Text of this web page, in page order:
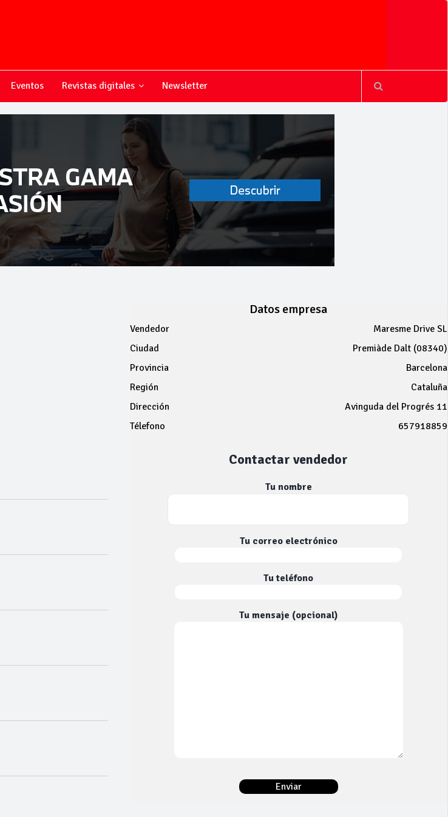
Eventos Revistas digitales Newsletter
Datos empresa
Vendedor
Maresme Drive SL
Ciudad
Premiàde Dalt (08340)
Provincia
Barcelona
Región
Cataluña
Dirección
Avinguda del Progrés 11
Télefono
657918859
Contactar vendedor
Tu nombre
Tu correo electrónico
Tu teléfono
Tu mensaje (opcional)